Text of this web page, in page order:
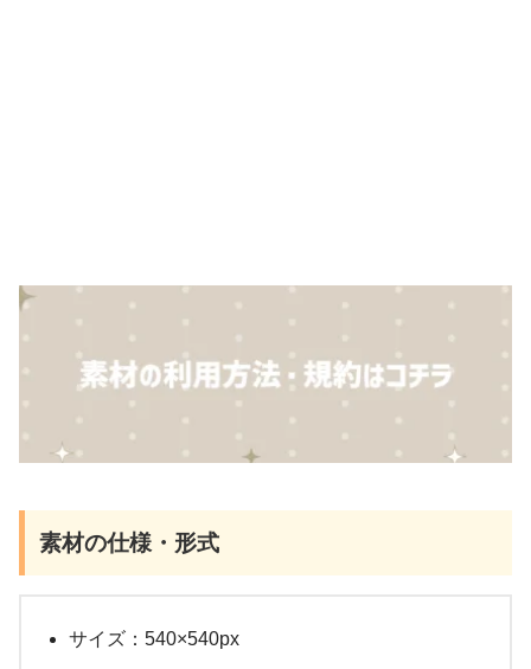
素材の仕様・形式
サイズ：540×540px